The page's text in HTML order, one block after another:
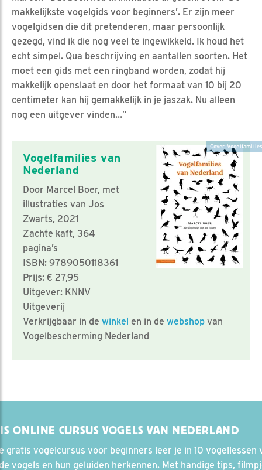
makkelijkste vogelgids voor beginners’. Er zijn meer
vogelgidsen die dit pretenderen, maar persoonlijk
gezegd, vind ik die nog veel te ingewikkeld. Ik houd het
echt simpel. Qua beschrijving en aantallen soorten. Het
moet een gids met een ringband worden, zodat hij
makkelijk openslaat en door het formaat van 10 bij 20
centimeter kan hij gemakkelijk in je jaszak. Nu alleen
nog een uitgever vinden…”
Cover
Vogelfamilies van
Nederland
Door Marcel Boer, met
illustraties van Jos
Zwarts, 2021
Zachte kaft, 364
pagina’s
ISBN: 9789050118361
Prijs: € 27,95
Uitgever: KNNV
Uitgeverij
Verkrijgbaar in de winkel en in de webshop van
Vogelbescherming Nederland
ONLINE CURSUS VOGELS VAN NEDERLAND
gratis vogelcursus voor beginners leer je in 10 vogellessen
vogels en hun geluiden herkennen. Met handige tips,